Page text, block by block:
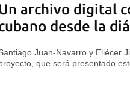
archivo digital
desde la
Juan-Navarro y Eliécer
que será presentado